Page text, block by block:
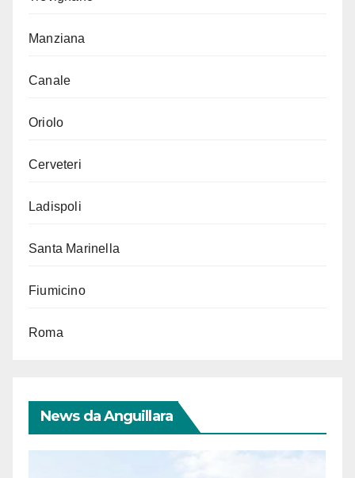
Manziana
Canale
Oriolo
Cerveteri
Ladispoli
Santa Marinella
Fiumicino
Roma
News da Anguillara